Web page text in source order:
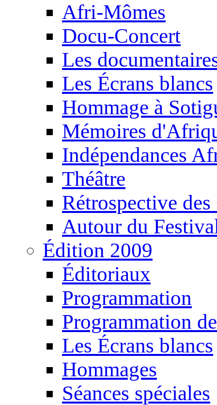
Afri-Mômes
Docu-Concert
Les
Les Écrans blancs
Hommage à
Mémoires
Indépendances
Théâtre
Rétrospective
Autour du
Édition 2009
Éditoriaux
Programmation
Programmation
Les Écrans blancs
Hommages
Séances spéciales